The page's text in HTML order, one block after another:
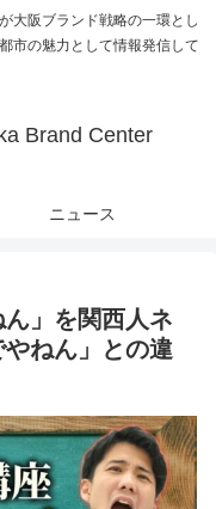
大阪ブランド戦略の一環とし
市の魅力として情報発信して
Brand Center
ニュース
」を関西人ネ
ねん」との違